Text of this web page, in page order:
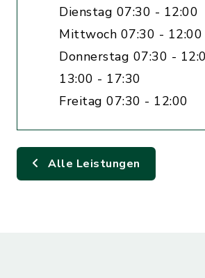
Dienstag 07:30 - 12:00
Mittwoch 07:30 - 12:00
Donnerstag 07:30 -
13:00 - 17:30
Freitag 07:30 - 12:00
Alle Leistungen